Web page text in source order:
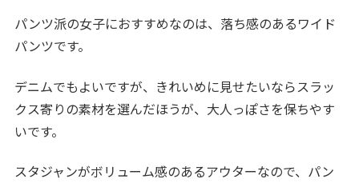
パンツ派の女子におすすめなのは、落ち感のあるワイド
パンツです。
デニムでもよいですが、きれいめに見せたいならスラッ
クス寄りの素材を選んだほうが、大人っぽさを保ちやす
いです。
スタジャンがボリューム感のあるアウターなので、パン